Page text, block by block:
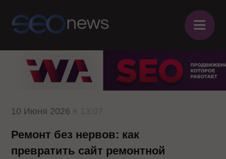
≡
10 Июня 2026
Ремонт без нервов: как
превратить сайт ремонтной